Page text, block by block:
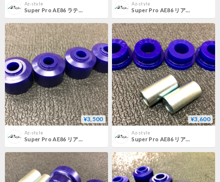
Az-style
Super Pro AE86 ラテラルロッドブッシュ（ボディ側）
Az-style
Super Pro AE86 リアスタビライザーマウントブッシュ
¥3,500
Az-style
Super Pro AE86 リアスタビライザーリンククッションブッシュ
¥3,600
Az-style
Super Pro AE86 リアスタビライザーエンドブッシュ